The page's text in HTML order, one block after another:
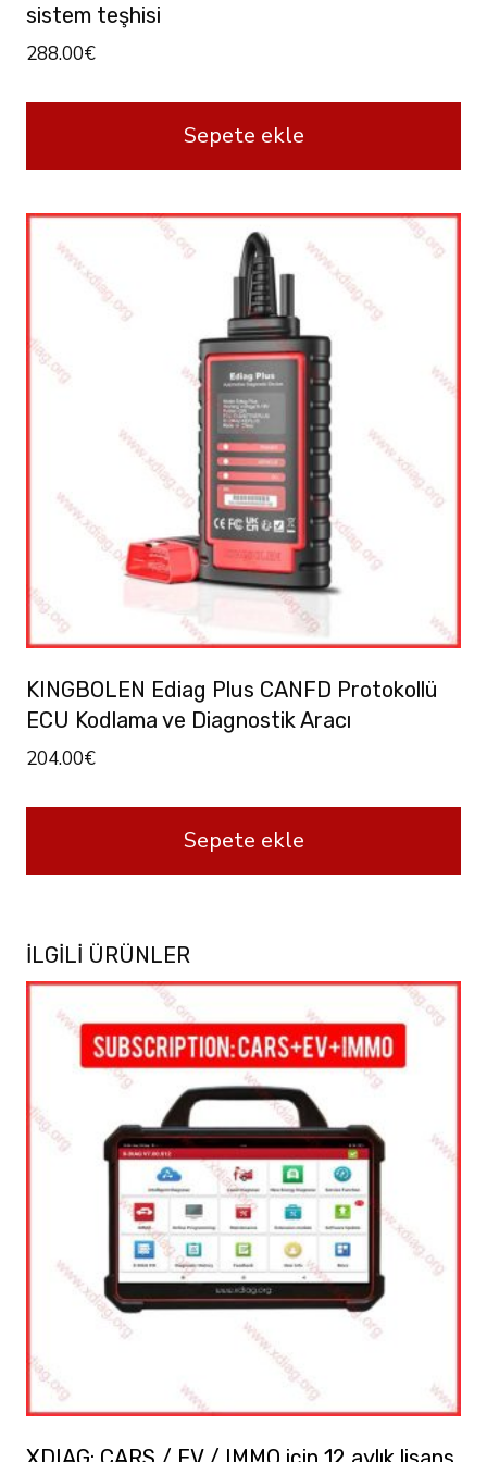
sistem teşhisi
288.00€
Sepete ekle
KINGBOLEN Ediag Plus CANFD Protokollü
ECU Kodlama ve Diagnostik Aracı
204.00€
Sepete ekle
İLGILI ÜRÜNLER